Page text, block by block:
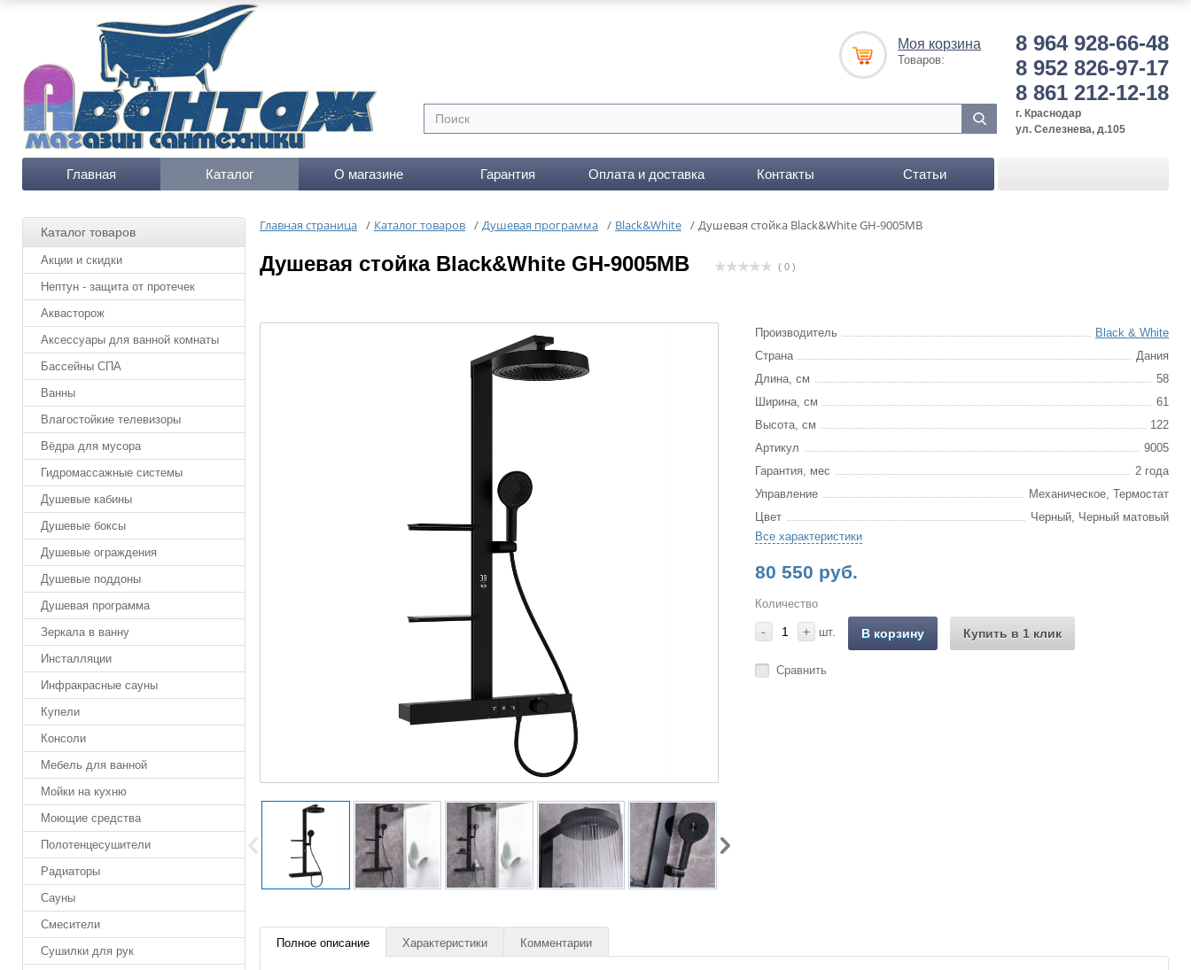
8 964 928-66-48
8 952 826-97-17
8 861 212-12-18
г. Краснодар
ул. Селезнева, д.105
Моя корзина
Товаров:
Главная Каталог О магазине Гарантия Оплата и доставка Контакты Статьи
Каталог товаров
Акции и скидки
Нептун - защита от протечек
Аквасторож
Аксессуары для ванной комнаты
Бассейны СПА
Ванны
Влагостойкие телевизоры
Вёдра для мусора
Гидромассажные системы
Душевые кабины
Душевые боксы
Душевые ограждения
Душевые поддоны
Душевая программа
Зеркала в ванну
Инсталляции
Инфракрасные сауны
Купели
Консоли
Мебель для ванной
Мойки на кухню
Моющие средства
Полотенцесушители
Радиаторы
Сауны
Смесители
Сушилки для рук
Главная страница / Каталог товаров / Душевая программа / Black&White / Душевая стойка Black&White GH-9005MB
Душевая стойка Black&White GH-9005MB ( 0 )
Производитель
Black & White
Страна
Дания
Длина, см
58
Ширина, см
61
Высота, см
122
Артикул
9005
Гарантия, мес
2 года
Управление
Механическое, Термостат
Цвет
Черный, Черный матовый
Все характеристики
80 550 руб.
Количество
- + шт. В корзину Купить в 1 клик
Сравнить
Полное описание Характеристики Комментарии